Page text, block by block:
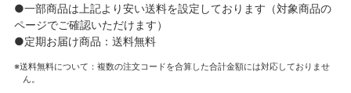
●一部商品は上記より安い送料を設定しております（対象商品の
ページでご確認いただけます）
●定期お届け商品：送料無料
送料無料について：複数の注文コードを合算した合計金額には対応しておりませ
ん。